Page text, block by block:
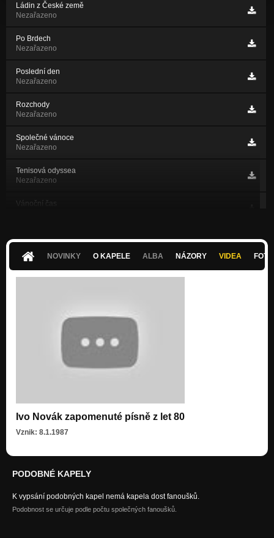
Ládin z České země
Nezařazeno
Po Brdech
Nezařazeno
Poslední den
Nezařazeno
Rozchody
Nezařazeno
Společné vánoce
Nezařazeno
Tenisová odyssea
Nezařazeno
Vánoční čas
Vánoční shon
Nezařazeno
Nezařazeno
Brdský Kemp
Hlas Rolniček
Nezařazeno
Hodinový hotel
Nezařazeno
NOVINKY O KAPELE ALBA NÁZORY VIDEA
Ivo Novák zapomenuté písně z let 80
Vznik: 8.1.1987
PODOBNÉ KAPELY
K vypsání podobných kapel nemá kapela dost fanoušků.
Podobnost se určuje podle počtu společných fanoušků.